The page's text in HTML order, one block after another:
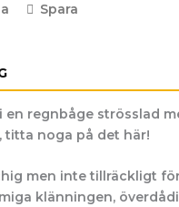
Spara
en regnbåge strösslad
titta noga på det här!
men inte tillräckligt
klänningen,